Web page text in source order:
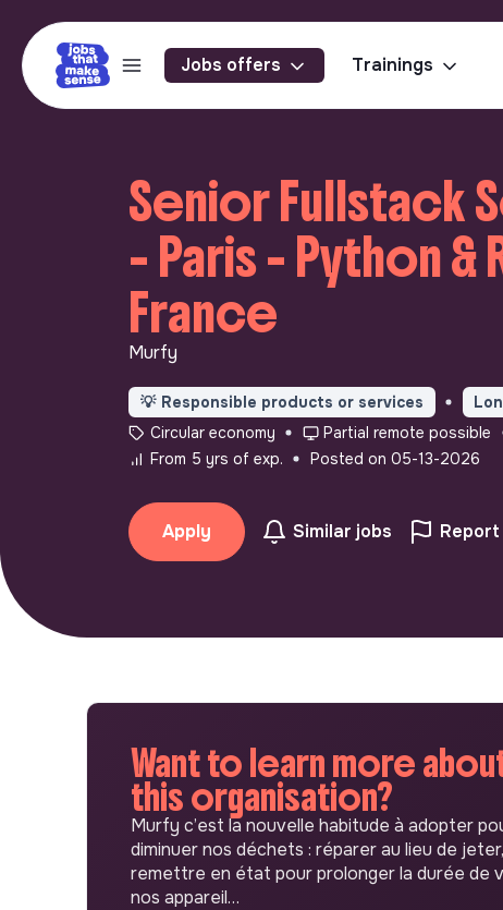
Jobs offers Trainings
Senior Fullstack
- Paris - Python &
France
Murfy
💡 Responsible products or services
Circular economy
Partial remote possible
From 5 yrs of exp.
Posted on 05-13-2026
Apply Similar jobs
Want to learn more
this organisation?
Murfy c’est la nouvelle habitude à adopter
diminuer nos déchets : réparer au lieu de jeter,
remettre en état pour prolonger la durée de
nos appareil…